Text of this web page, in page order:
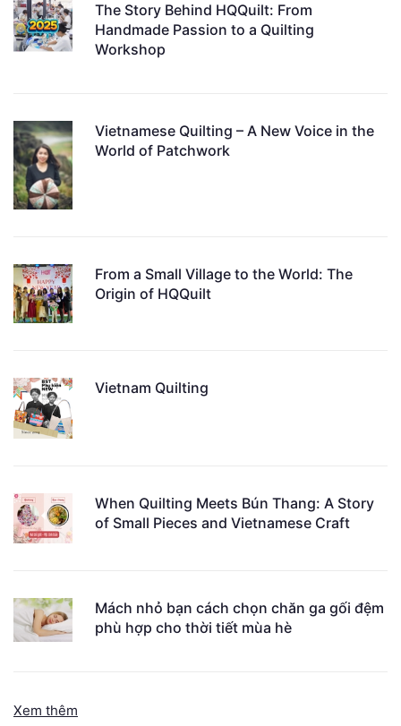
The Story Behind HQQuilt: From
Handmade Passion to a Quilting
Workshop
Vietnamese Quilting – A New Voice in the
World of Patchwork
From a Small Village to the World: The
Origin of HQQuilt
Vietnam Quilting
When Quilting Meets Bún Thang: A Story
of Small Pieces and Vietnamese Craft
Mách nhỏ bạn cách chọn chăn ga gối đệm
phù hợp cho thời tiết mùa hè
Xem thêm